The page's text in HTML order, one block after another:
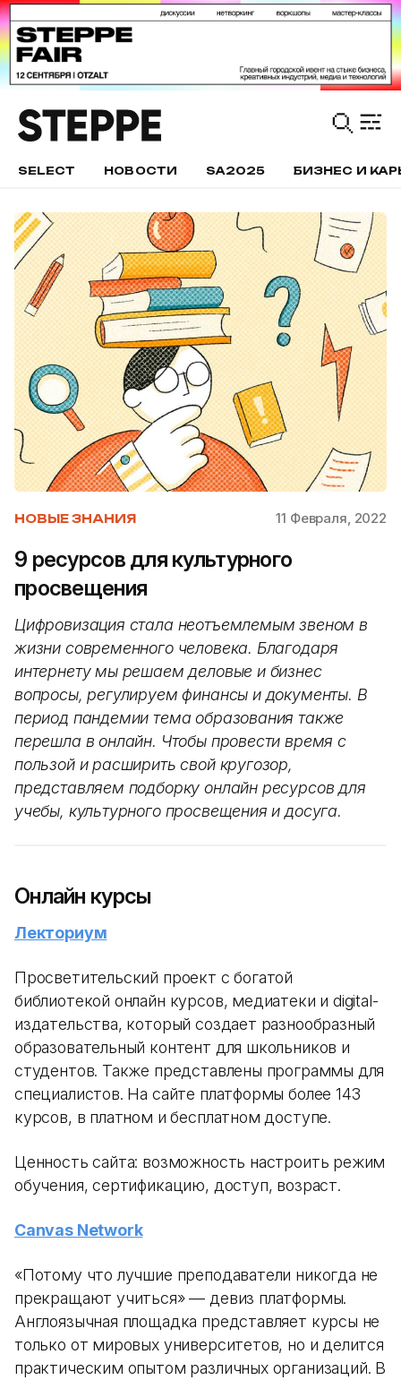
SELECT НОВОСТИ SA2025 БИЗНЕС И
НОВЫЕ ЗНАНИЯ 11 Февраля, 2022
9 ресурсов для культурного
просвещения
Цифровизация стала неотъемлемым звеном в
жизни современного человека. Благодаря
интернету мы решаем деловые и бизнес
вопросы, регулируем финансы и документы. В
период пандемии тема образования также
перешла в онлайн. Чтобы провести время с
пользой и расширить свой кругозор,
представляем подборку онлайн ресурсов для
учебы, культурного просвещения и досуга.
Онлайн курсы
Лекториум
Просветительский проект с богатой
библиотекой онлайн курсов, медиатеки и digital-
издательства, который создает разнообразный
образовательный контент для школьников и
студентов. Также представлены программы для
специалистов. На сайте платформы более 143
курсов, в платном и бесплатном доступе.
Ценность сайта: возможность настроить режим
обучения, сертификацию, доступ, возраст.
Canvas Network
«Потому что лучшие преподаватели никогда не
прекращают учиться» — девиз платформы.
Англоязычная площадка представляет курсы не
только от мировых университетов, но и делится
практическим опытом различных организаций. В